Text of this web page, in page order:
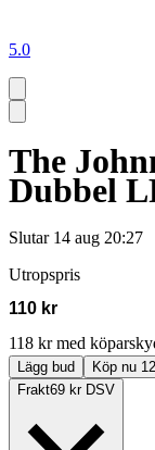
5.0
The
Dubbel
Slutar 14 aug 20:27
Utropspris
110 kr
118 kr med
Lägg bud
Köp nu
Frakt69 kr DSV